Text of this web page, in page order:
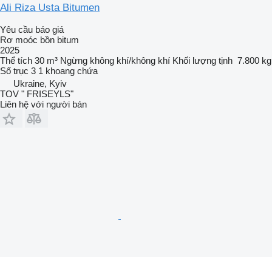
Ali Riza Usta Bitumen
Yêu cầu báo giá
Rơ moóc bồn bitum
2025
Thể tích 30 m³ Ngừng không khí/không khí Khối lượng tịnh 7.800 kg
Số trục 3 1 khoang chứa
Ukraine, Kyiv
TOV " FRISEYLS"
Liên hệ với người bán